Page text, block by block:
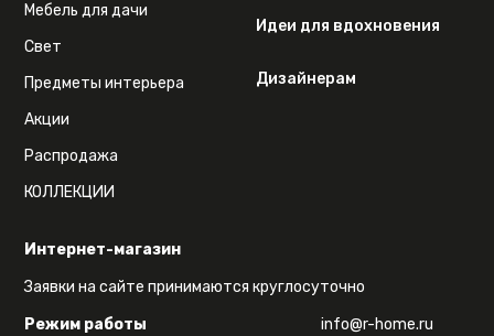
Интернет-магазин
Заявки на сайте принимаются круглосуточно
Режим работы
info@r-home.ru
Мебель для дачи
Свет
Предметы интерьера
Акции
Распродажа
КОЛЛЕКЦИИ
Идеи для вдохновения
Дизайнерам